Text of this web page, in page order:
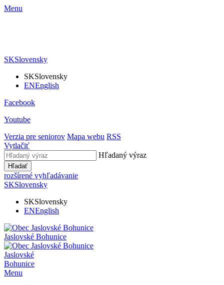
Menu
SKSlovensky
SKSlovensky
ENEnglish
Facebook
Youtube
Verzia pre seniorov Mapa webu RSS
Vytlačiť
Hľadaný výraz
Hľadať
rozšírené vyhľadávanie
SKSlovensky
SKSlovensky
ENEnglish
Jaslovské Bohunice
Jaslovské
Bohunice
Menu